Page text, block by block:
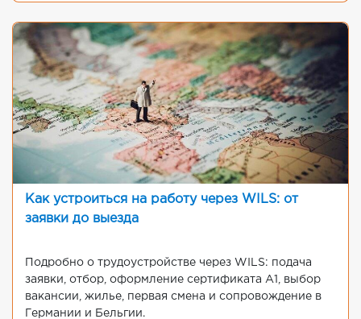
Как устроиться на работу через WILS: от
заявки до выезда
Подробно о трудоустройстве через WILS: подача
заявки, отбор, оформление сертификата A1, выбор
вакансии, жилье, первая смена и сопровождение в
Германии и Бельгии.